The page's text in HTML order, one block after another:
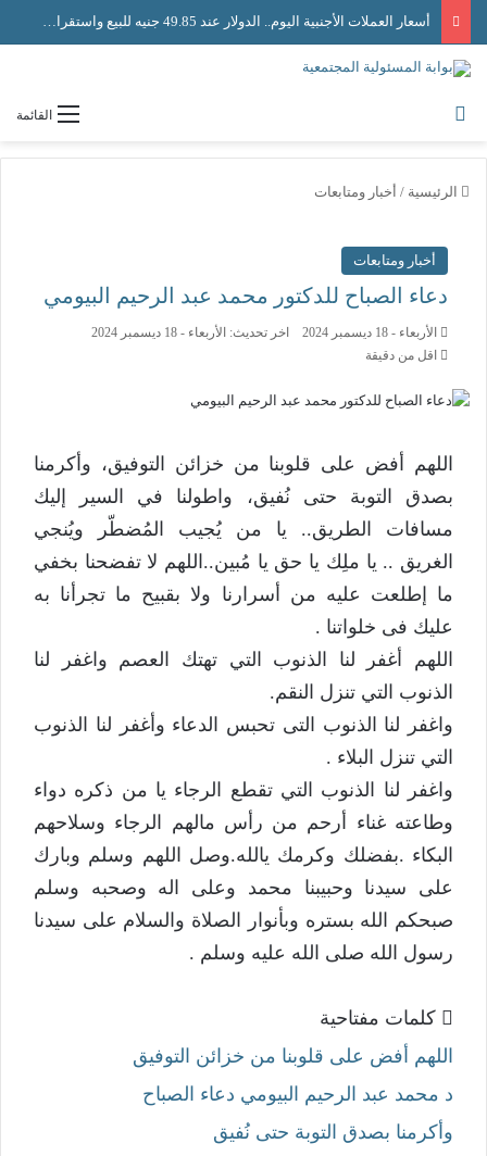
أسعار العملات الأجنبية اليوم.. الدولار عند 49.85 جنيه للبيع واستقرار حركة الصرف
القائمة
الرئيسية / أخبار ومتابعات
أخبار ومتابعات
دعاء الصباح للدكتور محمد عبد الرحيم البيومي
الأربعاء - 18 ديسمبر 2024
اخر تحديث: الأربعاء - 18 ديسمبر 2024
اقل من دقيقة
اللهم أفض على قلوبنا من خزائن التوفيق، وأكرمنا
بصدق التوبة حتى نُفيق، واطولنا في السير إليك
مسافات الطريق.. يا من يُجيب المُضطّر ويُنجي
الغريق .. يا ملِك يا حق يا مُبين..اللهم لا تفضحنا بخفي
ما إطلعت عليه من أسرارنا ولا بقبيح ما تجرأنا به
عليك فى خلواتنا .
اللهم أغفر لنا الذنوب التي تهتك العصم واغفر لنا
الذنوب التي تنزل النقم.
واغفر لنا الذنوب التى تحبس الدعاء وأغفر لنا الذنوب
التي تنزل البلاء .
واغفر لنا الذنوب التي تقطع الرجاء يا من ذكره دواء
وطاعته غناء أرحم من رأس مالهم الرجاء وسلاحهم
البكاء .بفضلك وكرمك يالله.وصل اللهم وسلم وبارك
على سيدنا وحبيبنا محمد وعلى اله وصحبه وسلم
صبحكم الله بستره وبأنوار الصلاة والسلام على سيدنا
رسول الله صلى الله عليه وسلم .
كلمات مفتاحية
اللهم أفض على قلوبنا من خزائن التوفيق
د محمد عبد الرحيم البيومي دعاء الصباح
وأكرمنا بصدق التوبة حتى نُفيق